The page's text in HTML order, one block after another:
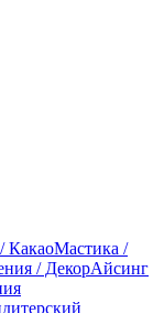
КакаоМастика /
/ ДекорАйсинг